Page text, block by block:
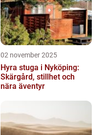
02 november 2025
Hyra stuga i Nyköping:
Skärgård, stillhet och
nära äventyr